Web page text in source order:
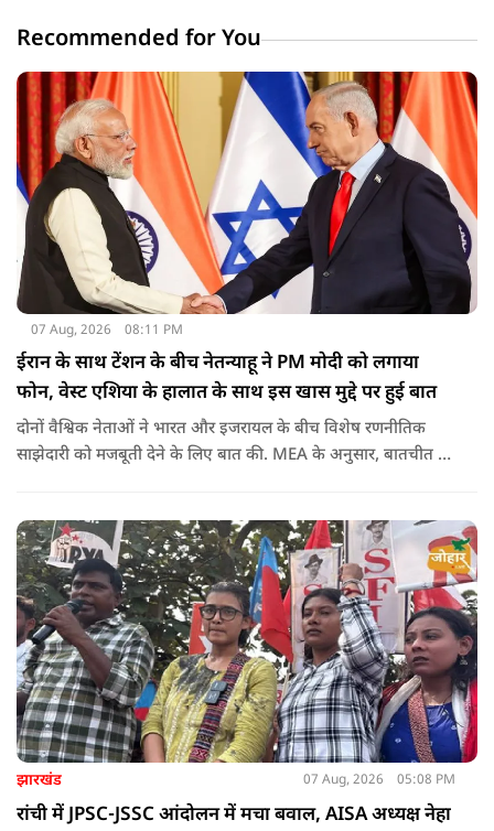
Recommended for You
07 Aug, 2026 08:11 PM
ईरान के साथ टेंशन के बीच नेतन्याहू ने PM मोदी को लगाया
फोन, वेस्ट एशिया के हालात के साथ इस खास मुद्दे पर हुई बात
दोनों वैश्विक नेताओं ने भारत और इजरायल के बीच विशेष रणनीतिक
साझेदारी को मजबूती देने के ल‍िए बात की. MEA के अनुसार, बातचीत की
झारखंड 07 Aug, 2026 05:08 PM
रांची में JPSC-JSSC आंदोलन में मचा बवाल, AISA अध्यक्ष नेहा